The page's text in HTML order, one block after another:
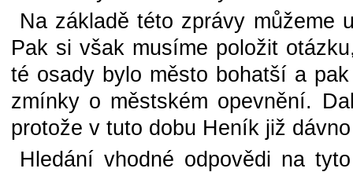
Na základě této zprávy můžeme
Pak si však musíme položit
té osady bylo město bohatší a
zmínky o městském opevnění.
protože v tuto dobu Heník již
Hledání vhodné odpovědi na